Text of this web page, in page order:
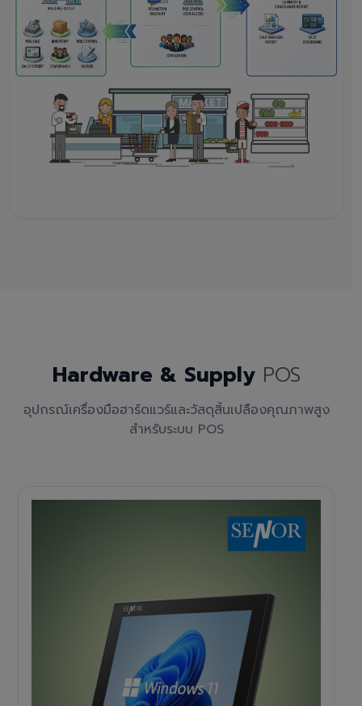
Hardware & Supply POS
อุปกรณ์เครื่องมือฮาร์ดแวร์และวัสดุสิ้นเปลืองคุณภาพสูง
สำหรับระบบ POS